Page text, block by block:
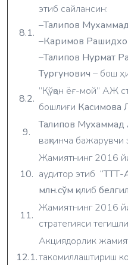
8.1.
этиб сайлансин:
–Талипов
–Каримов
–Талипов Нурмат
Тургунович – бош
8.2.
”Қўқон ёғ-мой” АЖ
бошлиғи Касимова
9.
Талипов Мухаммад
вақтинча
10.
Жамиятнинг 2016
аудитор этиб
млн.сўм қилиб
11.
Жамиятнинг 2016
стратегияси
12.1.
Акциядорлик
такомиллаштириш